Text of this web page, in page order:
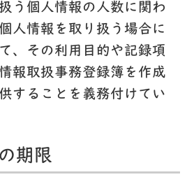
う個人情報の人数に関わ
人情報を取り扱う場合に
、その利用目的や記録項
報取扱事務登録簿を作成
することを義務付けてい
期限